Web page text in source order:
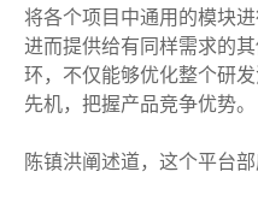
将各个项目中通用的模块
进而提供给有同样需求的
环，不仅能够优化整个研
先机，把握产品竞争优势。
陈镇洪阐述道，这个平台